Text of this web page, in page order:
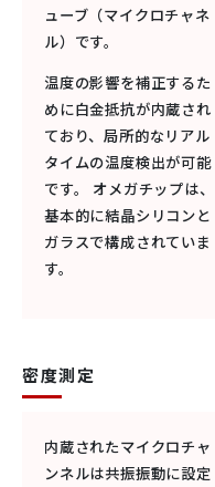
ューブ（マイクロチャネ
ル）です。
温度の影響を補正するた
めに白金抵抗が内蔵され
ており、局所的なリアル
タイムの温度検出が可能
です。 オメガチップは、
基本的に結晶シリコンと
ガラスで構成されていま
す。
密度測定
内蔵されたマイクロチャ
ンネルは共振振動に設定